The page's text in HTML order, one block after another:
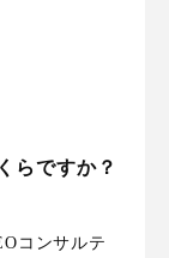
らですか？
コンサルテ